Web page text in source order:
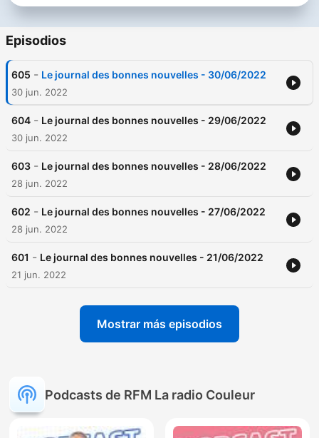
Episodios
605 - Le journal des bonnes nouvelles - 30/06/2022
30 jun. 2022
604 - Le journal des bonnes nouvelles - 29/06/2022
30 jun. 2022
603 - Le journal des bonnes nouvelles - 28/06/2022
28 jun. 2022
602 - Le journal des bonnes nouvelles - 27/06/2022
28 jun. 2022
601 - Le journal des bonnes nouvelles - 21/06/2022
21 jun. 2022
Mostrar más episodios
Podcasts de RFM La radio Couleur